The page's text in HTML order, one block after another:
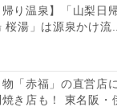
帰り温泉】「山梨日
湯」は源泉かけ流...
物「赤福」の直営店
き店も！ 東名阪・